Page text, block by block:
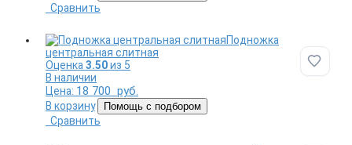
Сравнить
Подножка
центральная слитная
Оценка 3.50из 5
В наличии
Цена: 18 700 руб.
В корзину Помощь с подбором
Сравнить